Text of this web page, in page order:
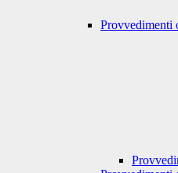
Provvedimenti